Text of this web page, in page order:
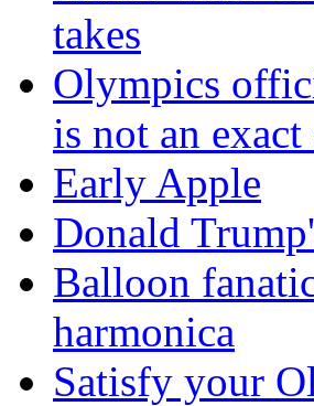
takes
Olympics
is not an exact
Early Apple
Donald
Balloon
harmonica
Satisfy your